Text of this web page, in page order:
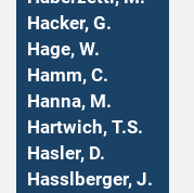
Hacker, G.
Hage, W.
Hamm, C.
Hanna, M.
Hartwich, T.S.
Hasler, D.
Hasslberger, J.